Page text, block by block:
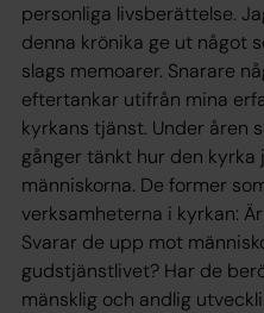
personliga livsberättelse.
denna krönika ge ut något
slags memoarer. Snarare
eftertankar utifrån mina
kyrkans tjänst. Under åren
gånger tänkt hur den
människorna. De former
verksamheterna i kyrkan:
Svarar de upp mot
gudstjänstlivet? Har de
mänsklig och andlig